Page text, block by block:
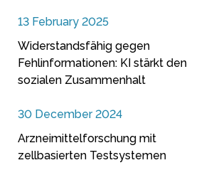
13 February 2025
Widerstandsfähig gegen
Fehlinformationen: KI stärkt den
sozialen Zusammenhalt
30 December 2024
Arzneimittelforschung mit
zellbasierten Testsystemen